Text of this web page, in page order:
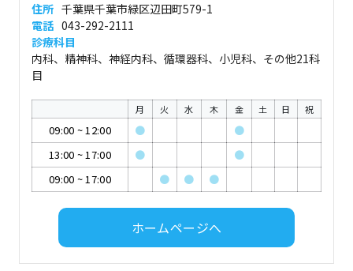
住所 千葉県千葉市緑区辺田町579-1
電話 043-292-2111
診療科目
内科、精神科、神経内科、循環器科、小児科、その他21科
目
月 火 水 木 金 土 日 祝
09:00 ~12:00 ●
●
13:00 ~17:00 ●
●
09:00 ~17:00 ● ● ●
ホームページへ